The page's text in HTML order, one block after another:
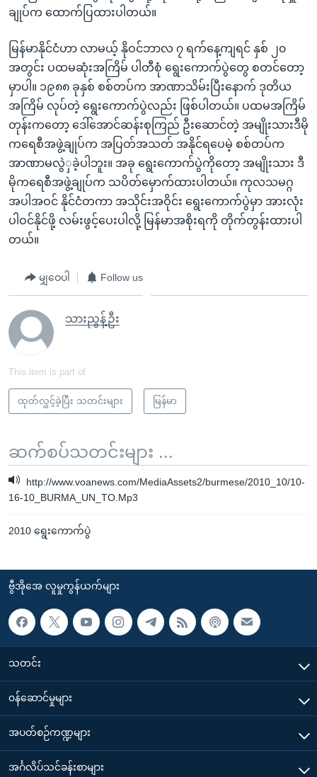
ချုပ်က ထောက်ပြထားပါတယ်။
မြန်မာနိုင်ငံဟာ လာမယ့် နိုဝင်ဘာလ ၇ ရက်နေ့ကျရင် နှစ် ၂၀
အတွင်း ပထမဆုံးအကြိမ် ပါတီစုံ ရွေးကောက်ပွဲတွေ စတင်တော့
မှာပါ။ ၁၉၈၈ ခုနှစ် စစ်တပ်က အာဏာသိမ်းပြီးနောက် ဒုတိယ
အကြိမ် လုပ်တဲ့ ရွေးကောက်ပွဲလည်း ဖြစ်ပါတယ်။ ပထမအကြိမ်
တုန်းကတော့ ဒေါ်အောင်ဆန်းစုကြည် ဦးဆောင်တဲ့ အမျိုးသားဒီမို
ကရေစီအဖွဲ့ချုပ်က အပြတ်အသတ် အနိုင်ရပေမဲ့ စစ်တပ်က
အာဏာမလွဲှခဲ့ပါဘူး။ အခု ရွေးကောက်ပွဲကိုတော့ အမျိုးသား ဒီ
မိုကရေစီအဖွဲ့ချုပ်က သပိတ်မှောက်ထားပါတယ်။ ကုလသမဂ္ဂ
အပါအဝင် နိုင်ငံတကာ အသိုင်းအဝိုင်း ရွေးကောက်ပွဲမှာ အားလုံး
ပါဝင်နိုင်ဖို့ လမ်းဖွင့်ပေးပါလို့ မြန်မာအစိုးရကို တိုက်တွန်းထားပါ
တယ်။
မျှဝေပါ Follow us
သားညွန့်ဦး
This item is part of
ထုတ်လွှင့်ခဲ့ပြီး သတင်းများ မြန်မာ
ဆက်စပ်သတင်းများ ...
http://www.voanews.com/MediaAssets2/burmese/2010_10/10-
16-10_BURMA_UN_TO.Mp3
2010 ရွေးကောက်ပွဲ
ဗွီအိုအေ လူမှုကွန်ယက်များ
သတင်း
၀န်ဆောင်မှုများ
အပတ်စဉ်ကဏ္ဍများ
အင်္ဂလိပ်သင်ခန်းစာများ